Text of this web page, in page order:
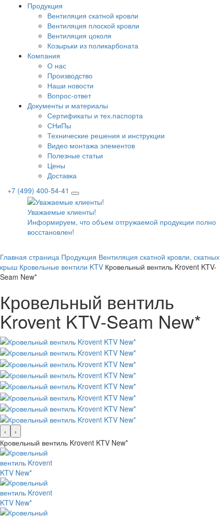
Продукция
Вентиляция скатной кровли
Вентиляция плоской кровли
Вентиляция цоколя
Козырьки из поликарбоната
Компания
О нас
Производство
Наши новости
Вопрос-ответ
Документы и материалы
Сертификаты и тех.паспорта
СНиПы
Технические решения и инструкции
Видео монтажа элементов
Полезные статьи
Цены
Доставка
+7 (499) 400-54-41
Уважаемые клиенты!
Информируем, что объем отгружаемой продукции
восстановлен!
Главная страница Продукция Вентиляция скатной кровли, скатных
крыш Кровельные вентили KTV Кровельный вентиль Krovent KTV-
Seam New*
Кровельный вентиль
Krovent KTV-Seam New*
‹
›
Кровельный вентиль Krovent KTV New*